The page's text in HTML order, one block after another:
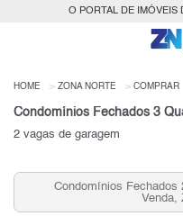
O PORTAL DE IMÓVEIS
HOME ZONA NORTE COMPRAR
2 vagas de garagem
Condomínios Fechados
Venda,